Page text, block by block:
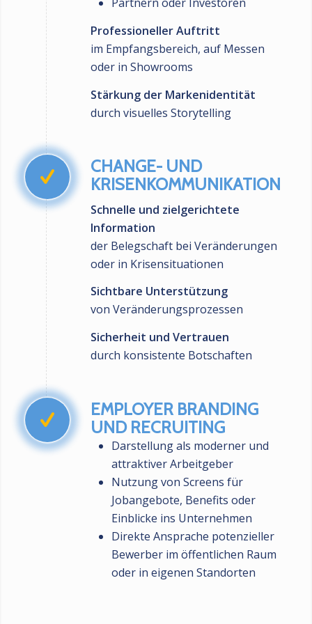
Professioneller Auftritt
im Empfangsbereich, auf Messen
oder in Showrooms
Stärkung der Markenidentität
durch visuelles Storytelling
CHANGE- UND
KRISENKOMMUNIKATION
Schnelle und zielgerichtete
Information
der Belegschaft bei Veränderungen
oder in Krisensituationen
Sichtbare Unterstützung
von Veränderungsprozessen
Sicherheit und Vertrauen
durch konsistente Botschaften
EMPLOYER BRANDING
UND RECRUITING
Darstellung als moderner und
attraktiver Arbeitgeber
Nutzung von Screens für
Jobangebote, Benefits oder
Einblicke ins Unternehmen
Direkte Ansprache potenzieller
Bewerber im öffentlichen Raum
oder in eigenen Standorten